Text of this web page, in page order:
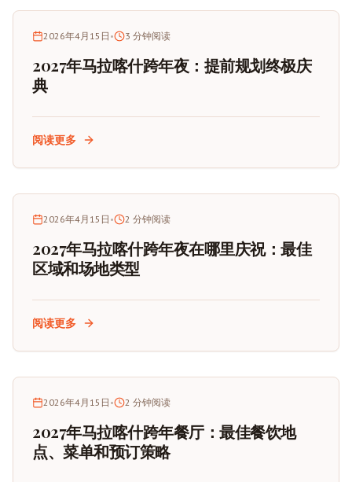
2026年4月15日 • 3 分钟阅读
2027年马拉喀什跨年夜：提前规划终极庆
典
阅读更多
2026年4月15日 • 2 分钟阅读
2027年马拉喀什跨年夜在哪里庆祝：最佳
区域和场地类型
阅读更多
2026年4月15日 • 2 分钟阅读
2027年马拉喀什跨年餐厅：最佳餐饮地
点、菜单和预订策略